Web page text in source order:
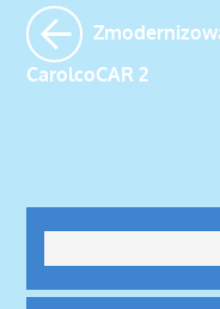
CarolcoCAR 2